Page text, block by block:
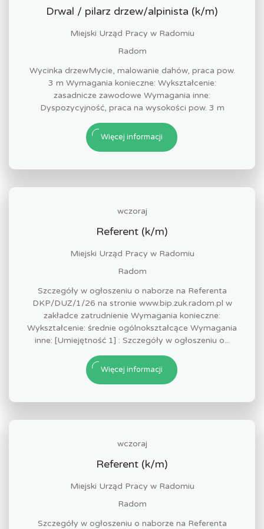
Drwal / pilarz drzew/alpinista (k/m)
Miejski Urząd Pracy w Radomiu
Radom
Wycinka drzewMycie, malowanie dahów, praca pow.
3 m Wymagania konieczne: Wykształcenie:
zasadnicze zawodowe Wymagania inne:
Dyspozycyjność, praca na wysokości pow. 3 m
Więcej informacji
wczoraj
Referent (k/m)
Miejski Urząd Pracy w Radomiu
Radom
Szczegóły w ogłoszeniu o naborze na Referenta
DKP/DUZ/1/26 na stronie www.bip.zuk.radom.pl w
zakładce zatrudnienie Wymagania konieczne:
Wykształcenie: średnie ogólnokształcące Wymagania
inne: [Umiejętność 1] : Szczegóły w ogłoszeniu o...
Więcej informacji
wczoraj
Referent (k/m)
Miejski Urząd Pracy w Radomiu
Radom
Szczegóły w ogłoszeniu o naborze na Referenta